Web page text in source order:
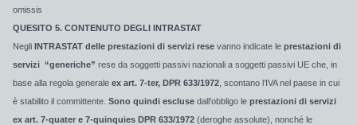
omissis
QUESITO 5. CONTENUTO DEGLI INTRASTAT
Negli INTRASTAT delle prestazioni di servizi rese vanno indicate le prestazioni di
servizi “generiche” rese da soggetti passivi nazionali a soggetti passivi UE che, in
base alla regola generale ex art. 7-ter, DPR 633/1972 , scontano l’IVA nel paese in cui
è stabilito il committente. Sono quindi escluse dall’obbligo le prestazioni di servizi
ex art. 7-quater e 7-quinquies DPR 633/1972 (deroghe assolute), nonché le